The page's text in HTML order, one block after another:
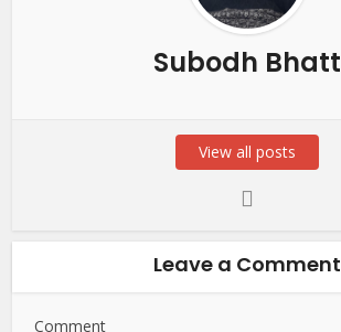
Subodh Bhatt
View all posts
Leave a Comment
Comment